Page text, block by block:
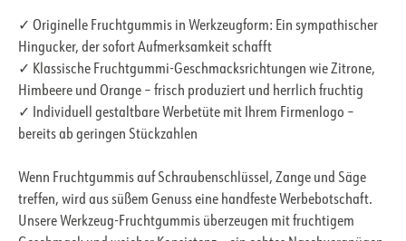
✓ Originelle Fruchtgummis in Werkzeugform: Ein sympathischer
Hingucker, der sofort Aufmerksamkeit schafft
✓ Klassische Fruchtgummi-Geschmacksrichtungen wie Zitrone,
Himbeere und Orange – frisch produziert und herrlich fruchtig
✓ Individuell gestaltbare Werbetüte mit Ihrem Firmenlogo –
bereits ab geringen Stückzahlen
Wenn Fruchtgummis auf Schraubenschlüssel, Zange und Säge
treffen, wird aus süßem Genuss eine handfeste Werbebotschaft.
Unsere Werkzeug-Fruchtgummis überzeugen mit fruchtigem